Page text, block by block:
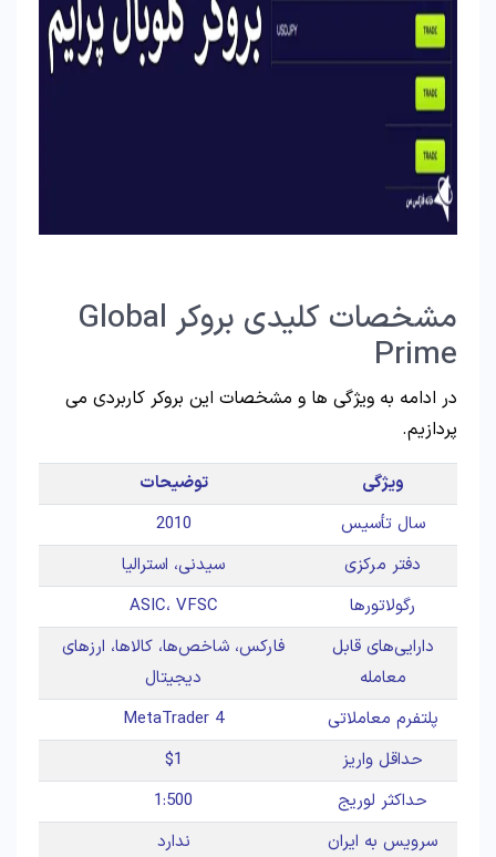
مشخصات کلیدی بروکر Global
Prime
در ادامه به ویژگی ها و مشخصات این بروکر کاربردی می
پردازیم.
ویژگی
توضیحات
سال تأسیس
2010
دفتر مرکزی
سیدنی، استرالیا
رگولاتورها
ASIC، VFSC
دارایی‌های قابل
معامله
فارکس، شاخص‌ها، کالاها، ارزهای
دیجیتال
پلتفرم معاملاتی
MetaTrader 4
حداقل واریز
$1
حداکثر لوریج
1:500
سرویس به ایران
ندارد